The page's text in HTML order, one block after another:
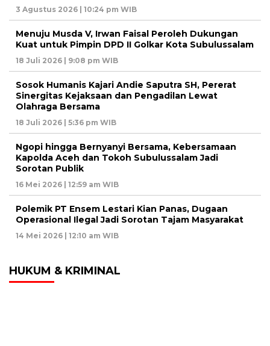
3 Agustus 2026 | 10:24 pm WIB
Menuju Musda V, Irwan Faisal Peroleh Dukungan
Kuat untuk Pimpin DPD II Golkar Kota Subulussalam
18 Juli 2026 | 9:08 pm WIB
Sosok Humanis Kajari Andie Saputra SH, Pererat
Sinergitas Kejaksaan dan Pengadilan Lewat
Olahraga Bersama
18 Juli 2026 | 5:36 pm WIB
Ngopi hingga Bernyanyi Bersama, Kebersamaan
Kapolda Aceh dan Tokoh Subulussalam Jadi
Sorotan Publik
16 Mei 2026 | 12:59 am WIB
Polemik PT Ensem Lestari Kian Panas, Dugaan
Operasional Ilegal Jadi Sorotan Tajam Masyarakat
14 Mei 2026 | 12:10 am WIB
HUKUM & KRIMINAL